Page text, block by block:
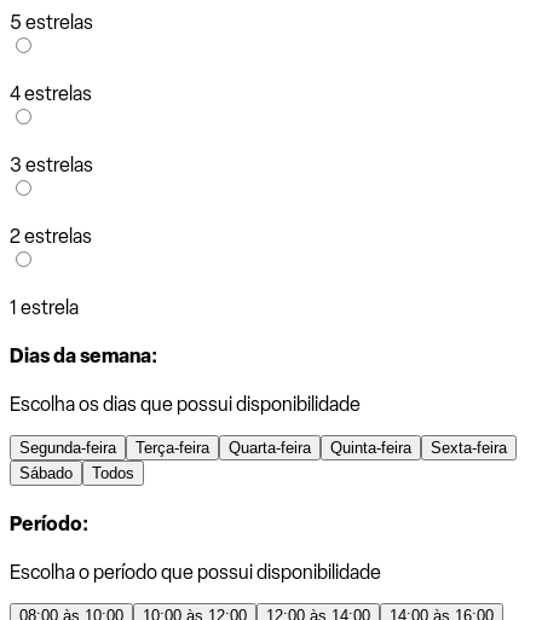
5 estrelas
4 estrelas
3 estrelas
2 estrelas
1 estrela
Dias da semana:
Escolha os dias que possui disponibilidade
Segunda-feira Terça-feira Quarta-feira Quinta-feira
Sexta-feira
Sábado
Todos
Período:
Escolha o período que possui disponibilidade
08:00 às 10:00 10:00 às 12:00 12:00 às 14:00
14:00 às 16:00